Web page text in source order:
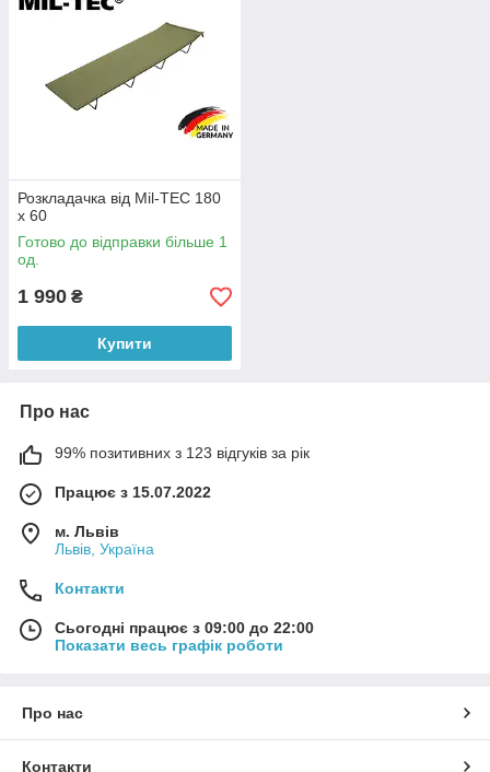
Розкладачка від Mil-TEC 180
х 60
Готово до відправки більше 1
од.
1 990 ₴
Купити
Про нас
99% позитивних з 123 відгуків за рік
Працює з 15.07.2022
м. Львів
Львів, Україна
Контакти
Сьогодні працює з 09:00 до 22:00
Показати весь графік роботи
Про нас
Контакти